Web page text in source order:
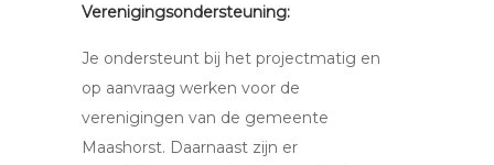
Verenigingsondersteuning:
Je ondersteunt bij het projectmatig en
op aanvraag werken voor de
verenigingen van de gemeente
Maashorst. Daarnaast zijn er